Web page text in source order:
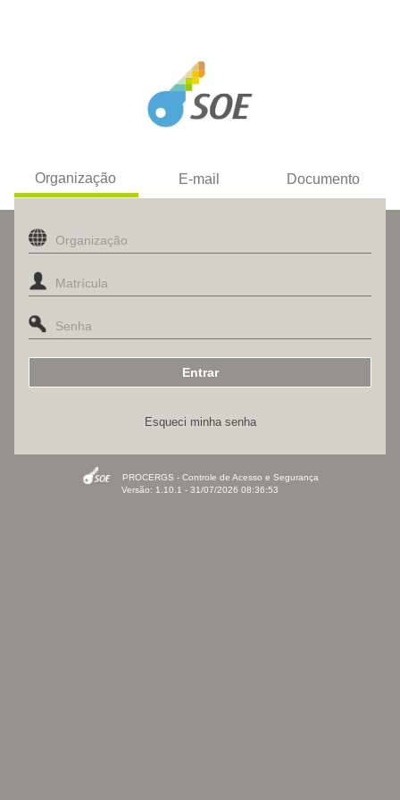
Organização E-mail Documento
Esqueci minha senha
PROCERGS - Controle de Acesso e Segurança
Versão: 1.10.1 - 31/07/2026 08:36:53